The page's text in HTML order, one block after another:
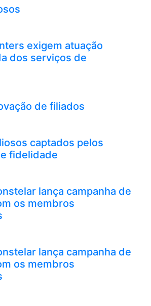
exigem atuação
dos serviços de
de filiados
captados pelos
fidelidade
lança campanha de
os membros
lança campanha de
os membros